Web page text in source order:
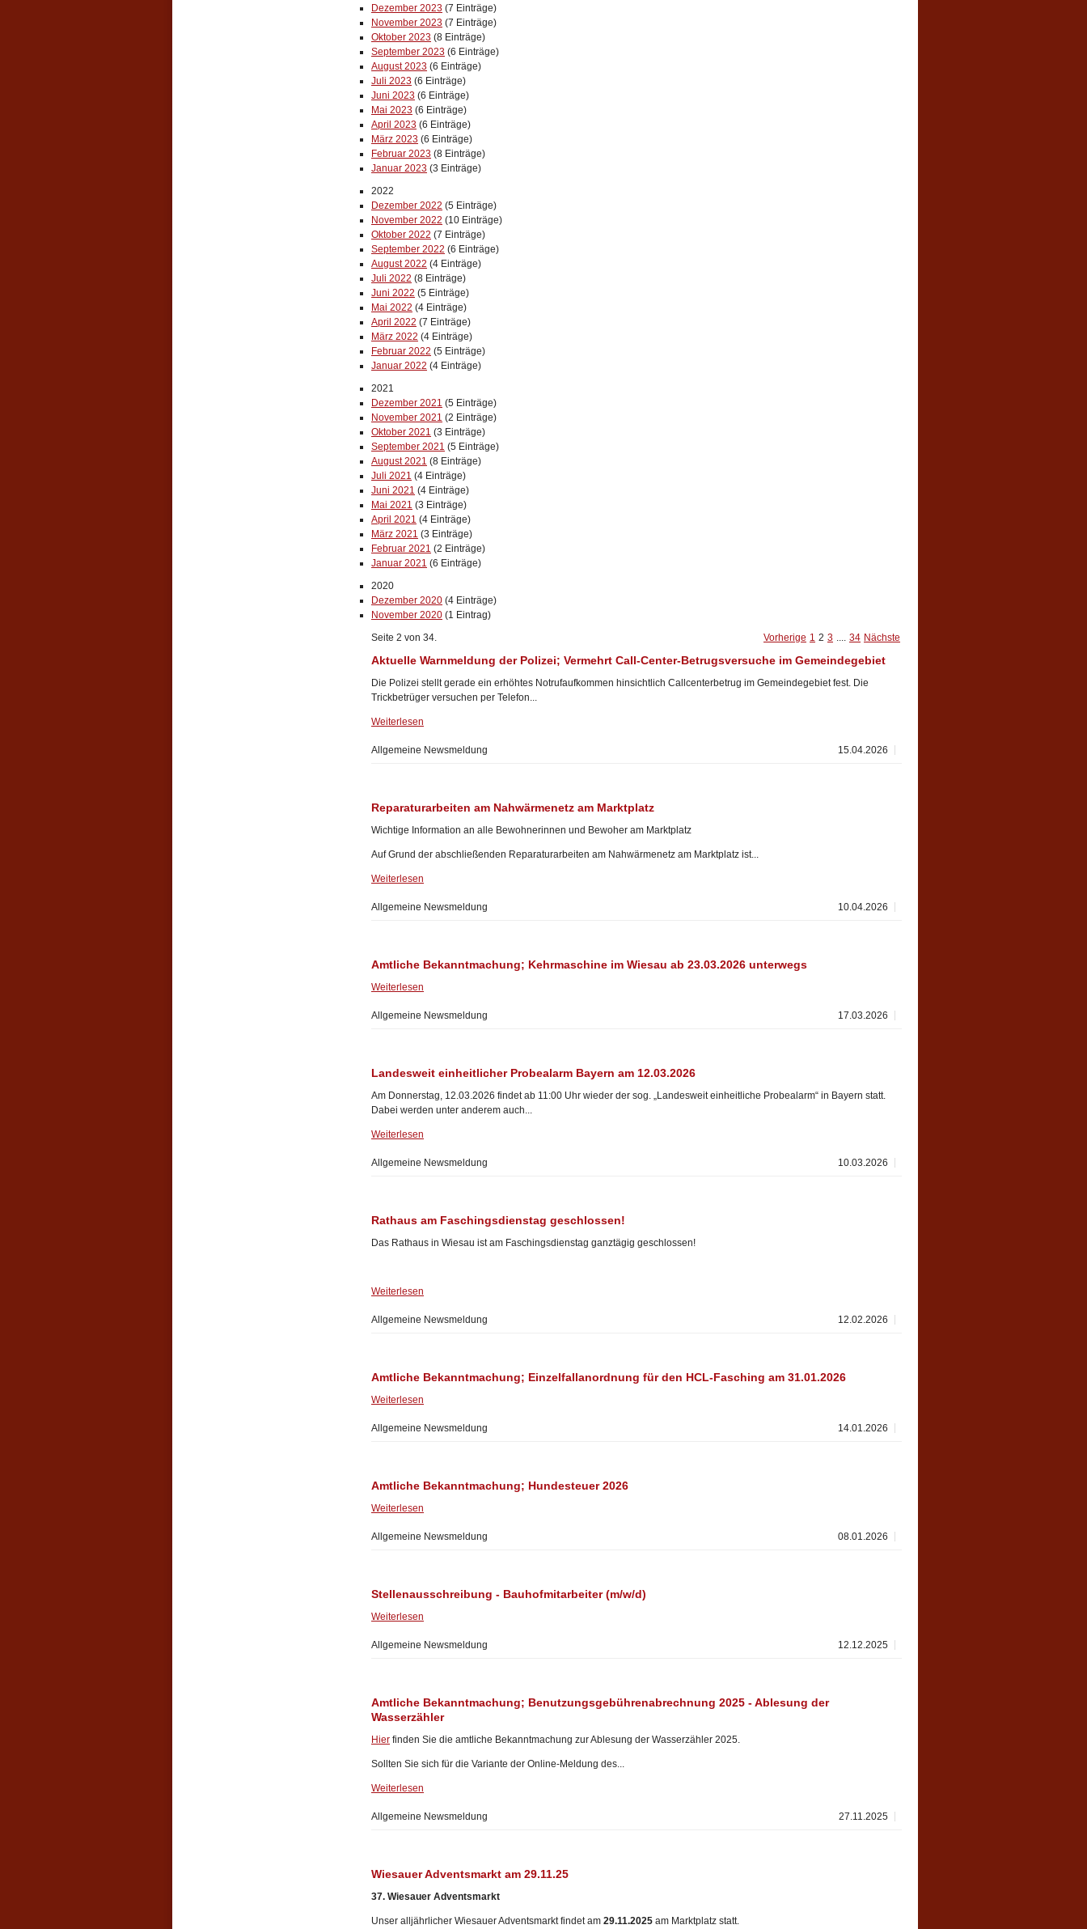
Dezember 2023 (7 Einträge)
November 2023 (7 Einträge)
Oktober 2023 (8 Einträge)
September 2023 (6 Einträge)
August 2023 (6 Einträge)
Juli 2023 (6 Einträge)
Juni 2023 (6 Einträge)
Mai 2023 (6 Einträge)
April 2023 (6 Einträge)
März 2023 (6 Einträge)
Februar 2023 (8 Einträge)
Januar 2023 (3 Einträge)
2022
Dezember 2022 (5 Einträge)
November 2022 (10 Einträge)
Oktober 2022 (7 Einträge)
September 2022 (6 Einträge)
August 2022 (4 Einträge)
Juli 2022 (8 Einträge)
Juni 2022 (5 Einträge)
Mai 2022 (4 Einträge)
April 2022 (7 Einträge)
März 2022 (4 Einträge)
Februar 2022 (5 Einträge)
Januar 2022 (4 Einträge)
2021
Dezember 2021 (5 Einträge)
November 2021 (2 Einträge)
Oktober 2021 (3 Einträge)
September 2021 (5 Einträge)
August 2021 (8 Einträge)
Juli 2021 (4 Einträge)
Juni 2021 (4 Einträge)
Mai 2021 (3 Einträge)
April 2021 (4 Einträge)
März 2021 (3 Einträge)
Februar 2021 (2 Einträge)
Januar 2021 (6 Einträge)
2020
Dezember 2020 (4 Einträge)
November 2020 (1 Eintrag)
Seite 2 von 34.
Vorherige 1 2 3 .... 34 Nächste
Aktuelle Warnmeldung der Polizei; Vermehrt Call-Center-Betrugsversuche im Gemeindegebiet
Die Polizei stellt gerade ein erhöhtes Notrufaufkommen hinsichtlich Callcenterbetrug im Gemeindegebiet fest. Die
Trickbetrüger versuchen per Telefon...
Weiterlesen
15.04.2026
Allgemeine Newsmeldung
Reparaturarbeiten am Nahwärmenetz am Marktplatz
Wichtige Information an alle Bewohnerinnen und Bewoher am Marktplatz
Auf Grund der abschließenden Reparaturarbeiten am Nahwärmenetz am Marktplatz ist...
Weiterlesen
10.04.2026
Allgemeine Newsmeldung
Amtliche Bekanntmachung; Kehrmaschine im Wiesau ab 23.03.2026 unterwegs
Weiterlesen
17.03.2026
Allgemeine Newsmeldung
Landesweit einheitlicher Probealarm Bayern am 12.03.2026
Am Donnerstag, 12.03.2026 findet ab 11:00 Uhr wieder der sog. „Landesweit einheitliche Probealarm“ in Bayern statt.
Dabei werden unter anderem auch...
Weiterlesen
10.03.2026
Allgemeine Newsmeldung
Rathaus am Faschingsdienstag geschlossen!
Das Rathaus in Wiesau ist am Faschingsdienstag ganztägig geschlossen!
Weiterlesen
12.02.2026
Allgemeine Newsmeldung
Amtliche Bekanntmachung; Einzelfallanordnung für den HCL-Fasching am 31.01.2026
Weiterlesen
14.01.2026
Allgemeine Newsmeldung
Amtliche Bekanntmachung; Hundesteuer 2026
Weiterlesen
08.01.2026
Allgemeine Newsmeldung
Stellenausschreibung - Bauhofmitarbeiter (m/w/d)
Weiterlesen
12.12.2025
Allgemeine Newsmeldung
Amtliche Bekanntmachung; Benutzungsgebührenabrechnung 2025 - Ablesung der
Wasserzähler
Hier finden Sie die amtliche Bekanntmachung zur Ablesung der Wasserzähler 2025.
Sollten Sie sich für die Variante der Online-Meldung des...
Weiterlesen
27.11.2025
Allgemeine Newsmeldung
Wiesauer Adventsmarkt am 29.11.25
37. Wiesauer Adventsmarkt
Unser alljährlicher Wiesauer Adventsmarkt findet am 29.11.2025 am Marktplatz statt.